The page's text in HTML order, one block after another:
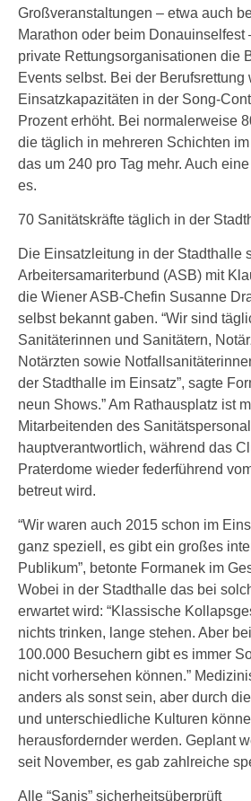
Großveranstaltungen – etwa auch
Marathon oder beim Donauinselfest
private Rettungsorganisationen die
Events selbst. Bei der
Einsatzkapazitäten in der Song-
Prozent erhöht. Bei normalerweise
die täglich in mehreren Schichten
das um 240 pro Tag mehr. Auch
es.
70 Sanitätskräfte täglich in der
Die Einsatzleitung in der Stadthalle
Arbeitersamariterbund (ASB) mit
die Wiener ASB-Chefin Susanne
selbst bekannt gaben. “Wir sind
Sanitäterinnen und Sanitätern,
Notärzten sowie
der Stadthalle im Einsatz”, sagte
neun Shows.” Am Rathausplatz ist
Mitarbeitenden des
hauptverantwortlich, während das
Praterdome wieder federführend
betreut wird.
“Wir waren auch 2015 schon im
ganz speziell, es gibt ein großes
Publikum”, betonte Formanek im
Wobei in der Stadthalle das bei
erwartet wird: “Klassische
nichts trinken, lange stehen. Aber
100.000 Besuchern gibt es immer
nicht vorhersehen können.”
anders als sonst sein, aber durch
und unterschiedliche Kulturen
herausfordernder werden. Geplant
seit November, es gab zahlreiche
Alle “Sanis” sicherheitsüberprüft